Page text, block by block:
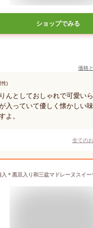
ショップでみる
価格
性)
んとしておしゃれで可愛い
入っていて優しく懐かしい
よ。
全ての